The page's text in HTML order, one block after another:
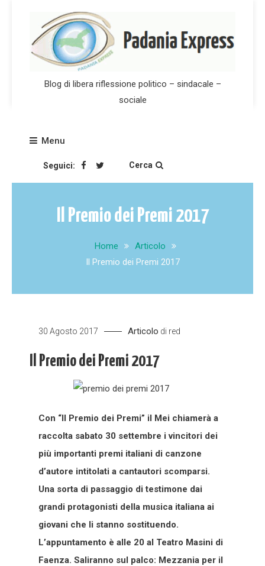
Blog di libera riflessione politico – sindacale –
sociale
Menu
Seguici: Cerca
Il Premio dei Premi 2017
Home
Articolo
Il Premio dei Premi 2017
30 Agosto 2017 Articolo di red
Il Premio dei Premi 2017
Con “Il Premio dei Premi” il Mei chiamerà a
raccolta sabato 30 settembre i vincitori dei
più importanti premi italiani di canzone
d’autore intitolati a cantautori scomparsi.
Una sorta di passaggio di testimone dai
grandi protagonisti della musica italiana ai
giovani che li stanno sostituendo.
L’appuntamento è alle 20 al Teatro Masini di
Faenza. Saliranno sul palco: Mezzania per il